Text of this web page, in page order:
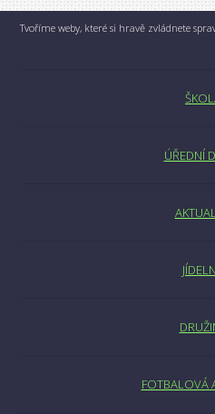
Tvoříme weby, které si hravě zvládnete
ÚŘEDNÍ
FOTBALOVÁ